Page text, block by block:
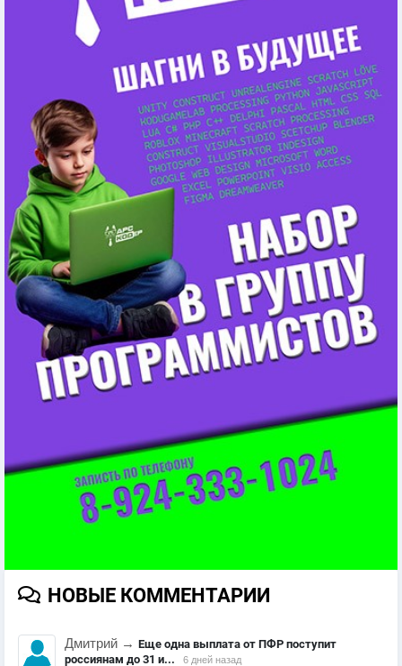
НОВЫЕ КОММЕНТАРИИ
Дмитрий → Еще одна выплата от ПФР поступит
россиянам до 31 и...
6 дней назад